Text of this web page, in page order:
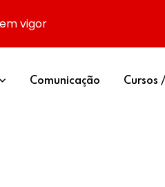
Comunicação Cursos
vigor